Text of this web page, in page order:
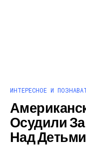
ИНТЕРЕСНОЕ И
Осудили
Над Детьми